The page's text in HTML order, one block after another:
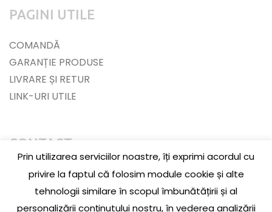
PAGINI UTILE
COMANDĂ
GARANȚIE PRODUSE
LIVRARE ȘI RETUR
LINK-URI UTILE
CONTACT
Jud. Cluj, Loc. Baciu, Str. Jupiter, Nr. 3, La parter
0756 609 174
Prin utilizarea serviciilor noastre, îți exprimi acordul cu
privire la faptul că folosim module cookie și alte
tehnologii similare în scopul îmbunătățirii și al
personalizării conținutului nostru, în vederea analizării